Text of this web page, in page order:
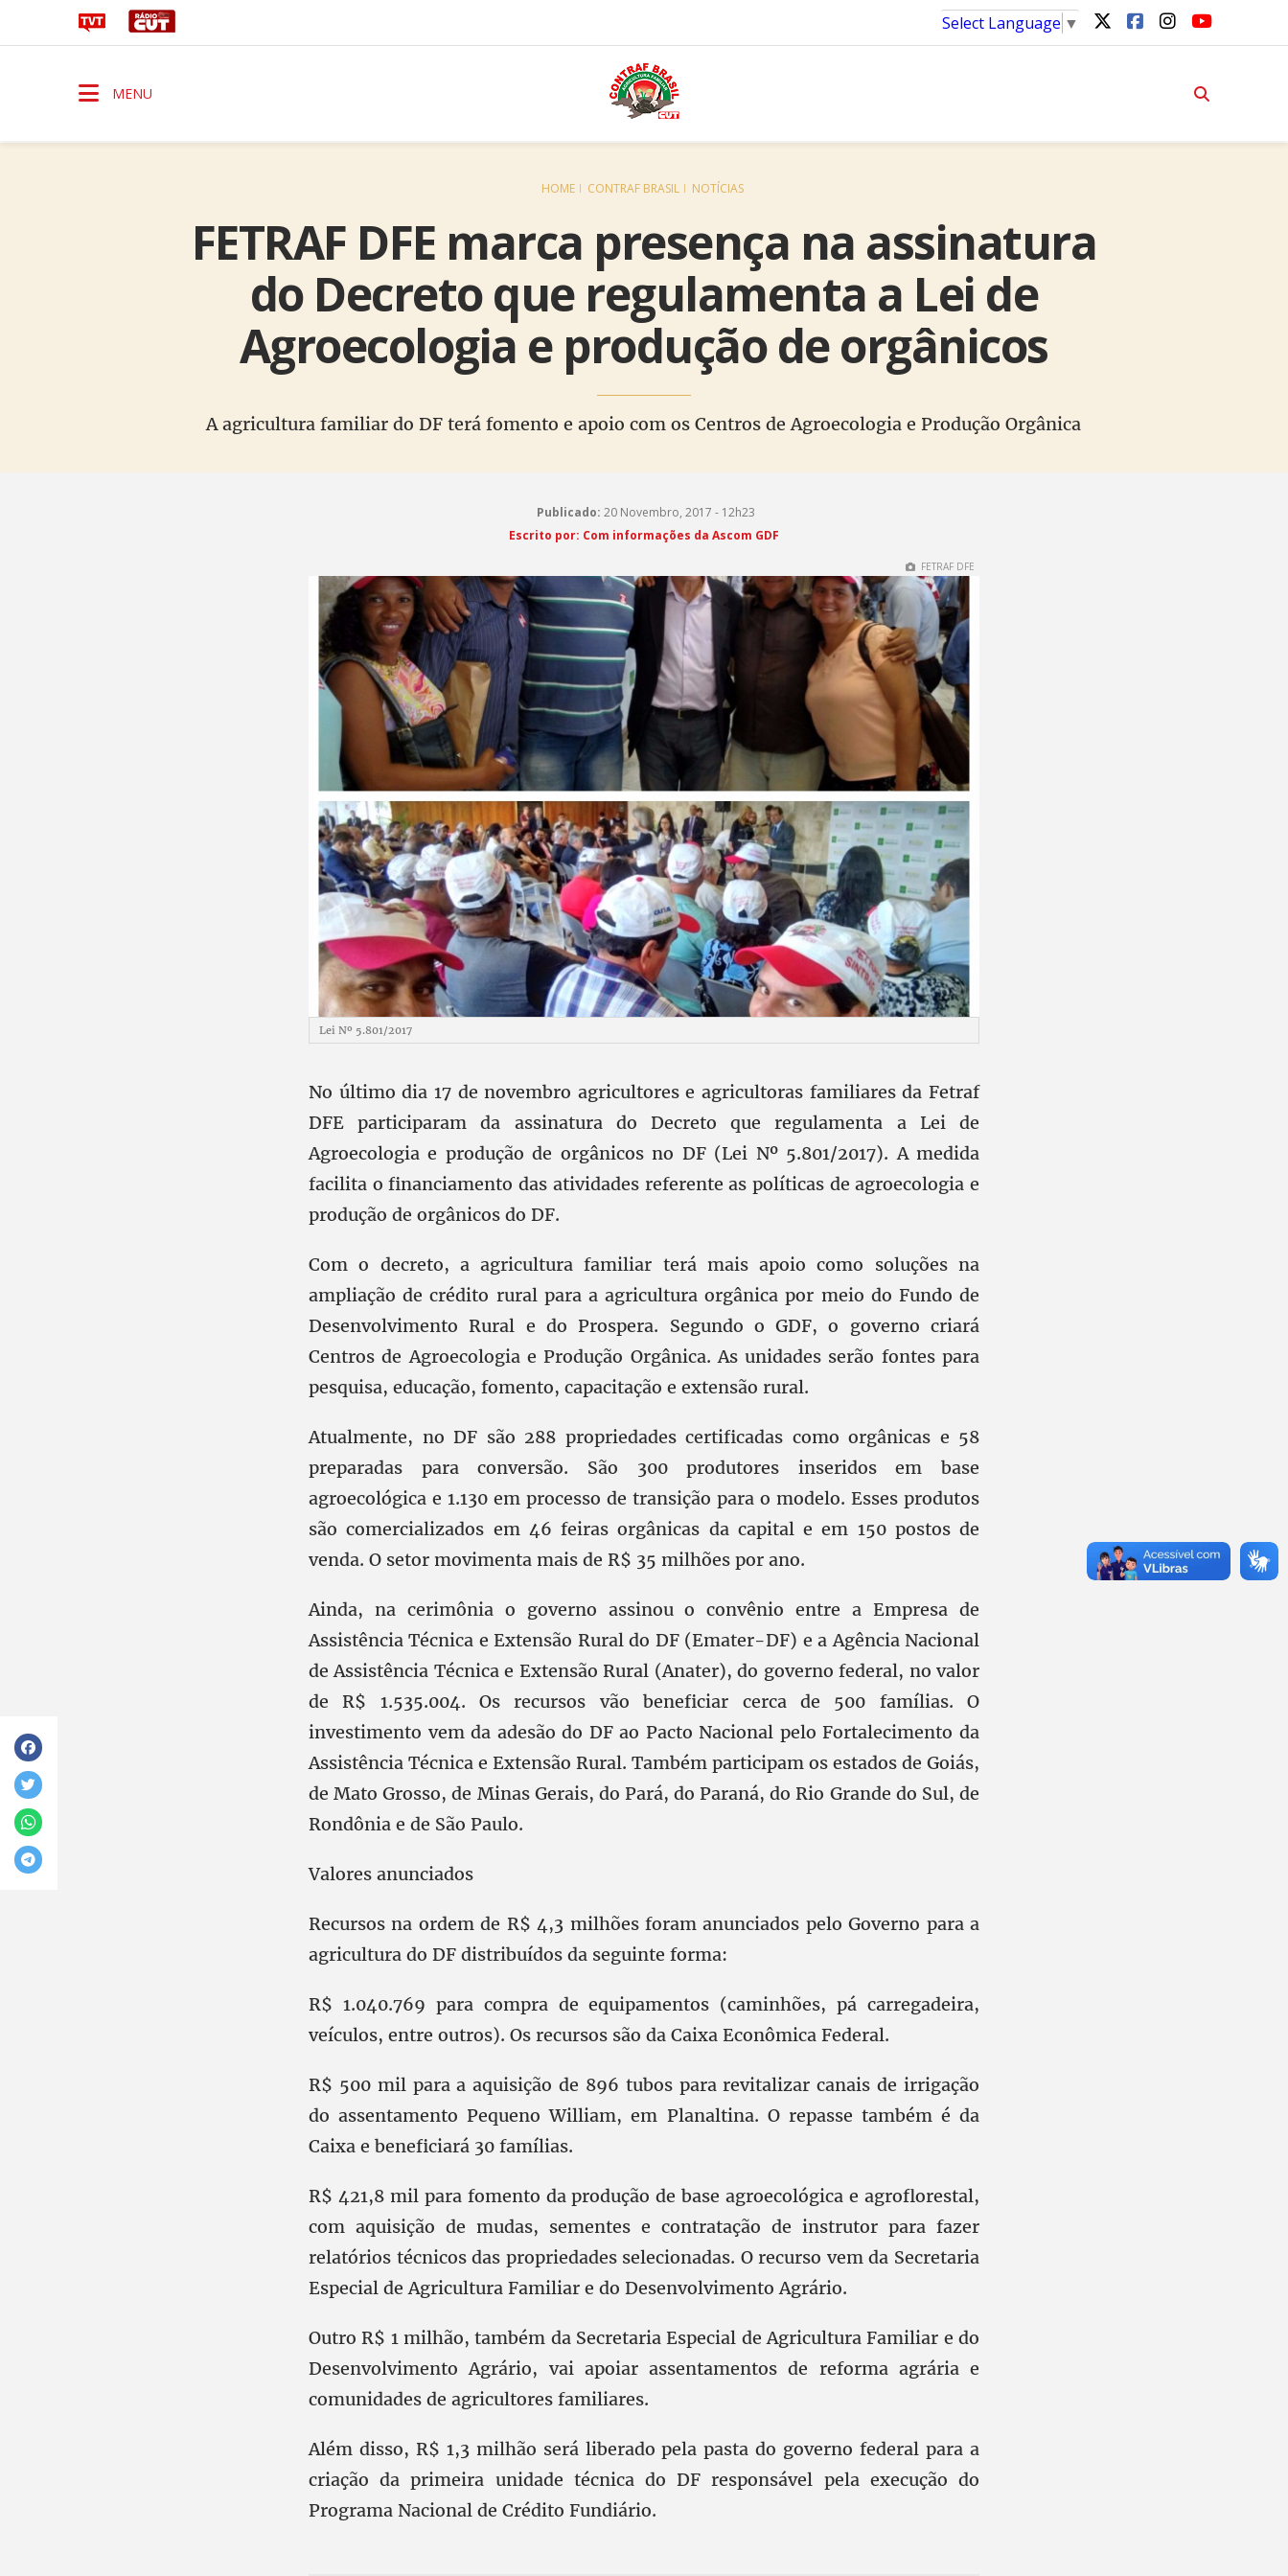
Select Language ▼
MENU
HOME CONTRAF BRASIL NOTÍCIAS
FETRAF DFE marca presença na assinatura
do Decreto que regulamenta a Lei de
Agroecologia e produção de orgânicos
A agricultura familiar do DF terá fomento e apoio com os Centros de Agroecologia e Produção Orgânica
Publicado: 20 Novembro, 2017 - 12h23
Escrito por: Com informações da Ascom GDF
FETRAF DFE
Lei Nº 5.801/2017
No último dia 17 de novembro agricultores e agricultoras familiares da Fetraf
DFE participaram da assinatura do Decreto que regulamenta a Lei de
Agroecologia e produção de orgânicos no DF (Lei Nº 5.801/2017). A medida
facilita o financiamento das atividades referente as políticas de agroecologia e
produção de orgânicos do DF.
Com o decreto, a agricultura familiar terá mais apoio como soluções na
ampliação de crédito rural para a agricultura orgânica por meio do Fundo de
Desenvolvimento Rural e do Prospera. Segundo o GDF, o governo criará
Centros de Agroecologia e Produção Orgânica. As unidades serão fontes para
pesquisa, educação, fomento, capacitação e extensão rural.
Atualmente, no DF são 288 propriedades certificadas como orgânicas e 58
preparadas para conversão. São 300 produtores inseridos em base
agroecológica e 1.130 em processo de transição para o modelo. Esses produtos
são comercializados em 46 feiras orgânicas da capital e em 150 postos de
venda. O setor movimenta mais de R$ 35 milhões por ano.
Ainda, na cerimônia o governo assinou o convênio entre a Empresa de
Assistência Técnica e Extensão Rural do DF (Emater-DF) e a Agência Nacional
de Assistência Técnica e Extensão Rural (Anater), do governo federal, no valor
de R$ 1.535.004. Os recursos vão beneficiar cerca de 500 famílias. O
investimento vem da adesão do DF ao Pacto Nacional pelo Fortalecimento da
Assistência Técnica e Extensão Rural. Também participam os estados de Goiás,
de Mato Grosso, de Minas Gerais, do Pará, do Paraná, do Rio Grande do Sul, de
Rondônia e de São Paulo.
Valores anunciados
Recursos na ordem de R$ 4,3 milhões foram anunciados pelo Governo para a
agricultura do DF distribuídos da seguinte forma:
R$ 1.040.769 para compra de equipamentos (caminhões, pá carregadeira,
veículos, entre outros). Os recursos são da Caixa Econômica Federal.
R$ 500 mil para a aquisição de 896 tubos para revitalizar canais de irrigação
do assentamento Pequeno William, em Planaltina. O repasse também é da
Caixa e beneficiará 30 famílias.
R$ 421,8 mil para fomento da produção de base agroecológica e agroflorestal,
com aquisição de mudas, sementes e contratação de instrutor para fazer
relatórios técnicos das propriedades selecionadas. O recurso vem da Secretaria
Especial de Agricultura Familiar e do Desenvolvimento Agrário.
Outro R$ 1 milhão, também da Secretaria Especial de Agricultura Familiar e do
Desenvolvimento Agrário, vai apoiar assentamentos de reforma agrária e
comunidades de agricultores familiares.
Além disso, R$ 1,3 milhão será liberado pela pasta do governo federal para a
criação da primeira unidade técnica do DF responsável pela execução do
Programa Nacional de Crédito Fundiário.